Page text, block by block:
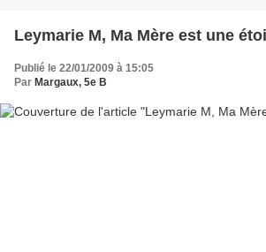
Leymarie M, Ma Mère est une
Publié le 22/01/2009 à 15:05
Par Margaux, 5e B